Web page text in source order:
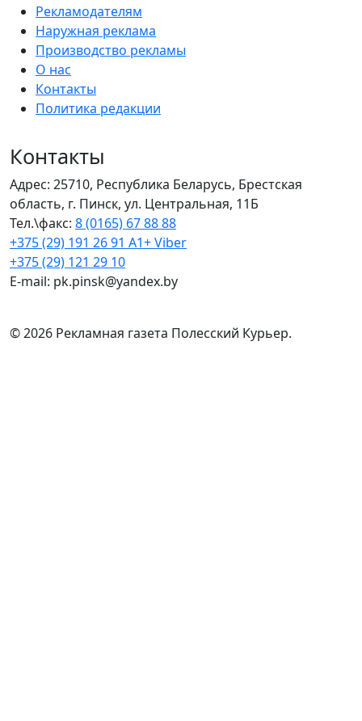
Рекламодателям
Наружная реклама
Производство рекламы
О нас
Контакты
Политика редакции
Контакты
Адрес: 25710, Республика Беларусь, Брестская
область, г. Пинск, ул. Центральная, 11Б
Тел.\факс: 8 (0165) 67 88 88
+375 (29) 191 26 91 A1+ Viber
+375 (29) 121 29 10
E-mail: pk.pinsk@yandex.by
© 2026 Рекламная газета Полесский Курьер.